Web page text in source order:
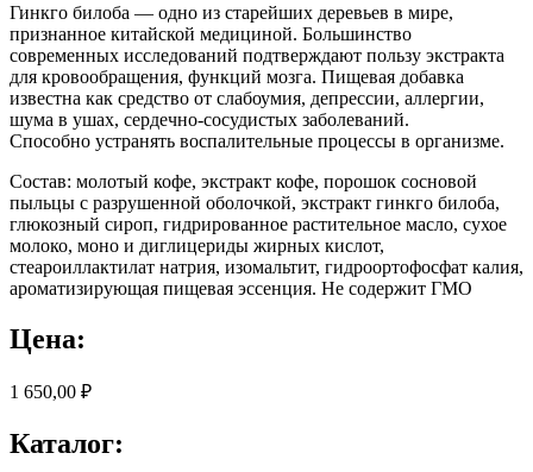
Гинкго билоба — одно из старейших деревьев в мире,
признанное китайской медициной. Большинство
современных исследований подтверждают пользу экстракта
для кровообращения, функций мозга. Пищевая добавка
известна как средство от слабоумия, депрессии, аллергии,
шума в ушах, сердечно-сосудистых заболеваний.
Способно устранять воспалительные процессы в организме.
Состав: молотый кофе, экстракт кофе, порошок сосновой
пыльцы с разрушенной оболочкой, экстракт гинкго билоба,
глюкозный сироп, гидрированное растительное масло, сухое
молоко, моно и диглицериды жирных кислот,
стеароиллактилат натрия, изомальтит, гидроортофосфат калия,
ароматизирующая пищевая эссенция. Не содержит ГМО
Цена:
1 650,00 ₽
Каталог: